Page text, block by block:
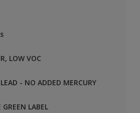
LOW VOC
- NO ADDED MERCURY
GREEN LABEL